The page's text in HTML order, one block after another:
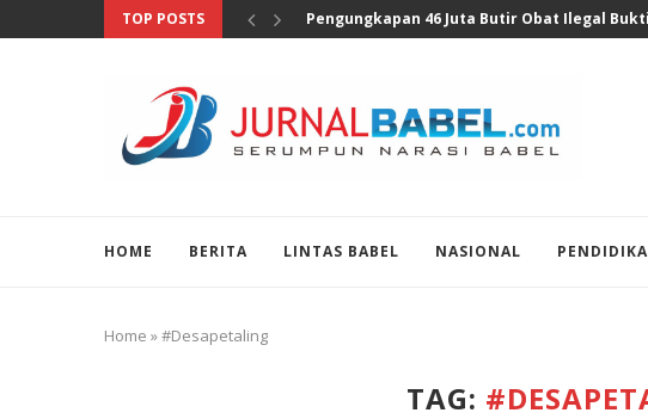
TOP POSTS Anggota DPR Sebut Sensus Ekonomi 2026
HOME BERITA LINTAS BABEL NASIONAL
Home »#Desapetaling
TAG: